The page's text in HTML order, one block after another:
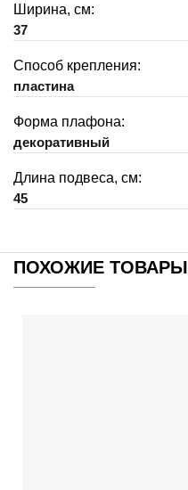
Ширина, см:
37
Способ крепления:
пластина
Форма плафона:
декоративный
Длина подвеса, см:
45
ПОХОЖИЕ ТОВАРЫ